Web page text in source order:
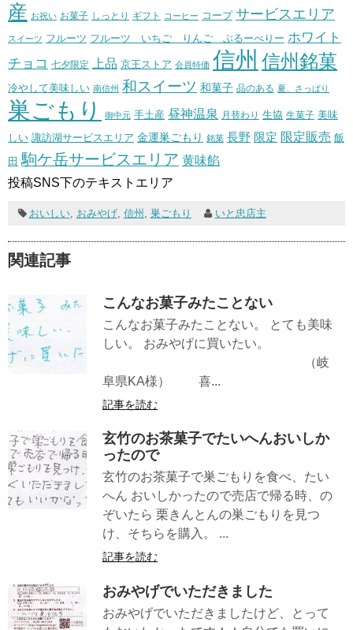
産 お祝い お菓子 しっとり ギフト コーヒー コープ サービスエリア
スイーツ フルーツ フルーツ いちご りんご ぶるーべりー ホワイト
チョコ 七夕限定 上品 京王ストア 会員特価 信州 信州銘菓
冷やして美味しい 南信州 和スイーツ 和菓子 品のある 夏、さっぱり
巣ごもり 御中元 手土産 昼神温泉 月替わり 生協 生菓子 美味
しい 諏訪湖サービスエリア 金運巣ごもり 銘菓 長野 限定 限定販売 飯
田 駒ケ岳サービスエリア 黄味餡
投稿SNS下のテキストエリア
おいしい, おみやげ, 信州 巣ごもり いと忠店主
関連記事
こんなお菓子みたことない
こんなお菓子みたことない。 とても美味
しい。 おみやげに買いたい。
（岐
阜県KA様） 喜...
記事を読む
玄竹のお茶菓子でたいへんおいしか
ったので
玄竹のお茶菓子で巣ごもりを食べ、たい
へん おいしかったので売店で帰る時、の
ぞいたら 栗きんとんの巣ごもりを見つ
け、そちらを購入。 ...
記事を読む
おみやげでいただきました
おみやげでいただきましたけど、とって